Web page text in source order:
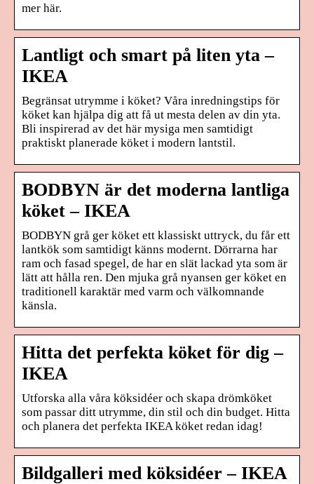
mer här.
Lantligt och smart på liten yta –
IKEA
Begränsat utrymme i köket? Våra inredningstips för
köket kan hjälpa dig att få ut mesta delen av din yta.
Bli inspirerad av det här mysiga men samtidigt
praktiskt planerade köket i modern lantstil.
BODBYN är det moderna lantliga
köket – IKEA
BODBYN grå ger köket ett klassiskt uttryck, du får ett
lantkök som samtidigt känns modernt. Dörrarna har
ram och fasad spegel, de har en slät lackad yta som är
lätt att hålla ren. Den mjuka grå nyansen ger köket en
traditionell karaktär med varm och välkomnande
känsla.
Hitta det perfekta köket för dig –
IKEA
Utforska alla våra köksidéer och skapa drömköket
som passar ditt utrymme, din stil och din budget. Hitta
och planera det perfekta IKEA köket redan idag!
Bildgalleri med köksidéer – IKEA